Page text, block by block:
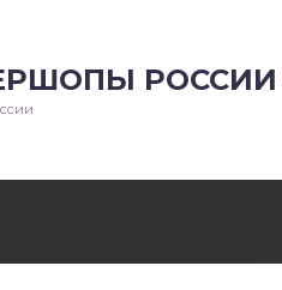
РОССИИ